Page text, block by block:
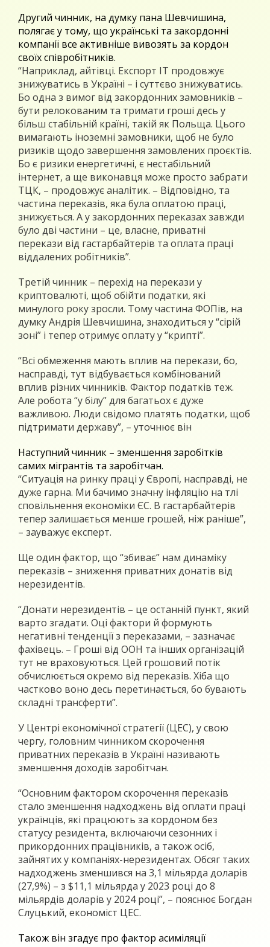
Другий чинник, на думку пана Шевчишина,
полягає у тому, що українські та закордонні
компанії все активніше вивозять за кордон
своїх співробітників.
“Наприклад, айтівці. Експорт ІТ продовжує
знижуватись в Україні – і суттєво знижуватись.
Бо одна з вимог від закордонних замовників –
бути релокованим та тримати гроші десь у
більш стабільній країні, такій як Польща. Цього
вимагають іноземні замовники, щоб не було
ризиків щодо завершення замовлених проєктів.
Бо є ризики енергетичні, є нестабільний
інтернет, а ще виконавця може просто забрати
ТЦК, – продовжує аналітик. – Відповідно, та
частина переказів, яка була оплатою праці,
знижується. А у закордонних переказах завжди
було дві частини – це, власне, приватні
перекази від гастарбайтерів та оплата праці
віддалених робітників”.
Третій чинник – перехід на перекази у
криптовалюті, щоб обійти податки, які
минулого року зросли. Тому частина ФОПів, на
думку Андрія Шевчишина, знаходиться у “сірій
зоні” і тепер отримує оплату у “крипті”.
“Всі обмеження мають вплив на перекази, бо,
насправді, тут відбувається комбінований
вплив різних чинників. Фактор податків теж.
Але робота “у білу” для багатьох є дуже
важливою. Люди свідомо платять податки, щоб
підтримати державу”, – уточнює він
Наступний чинник – зменшення заробітків
самих мігрантів та заробітчан.
“Ситуація на ринку праці у Європі, насправді, не
дуже гарна. Ми бачимо значну інфляцію на тлі
сповільнення економіки ЄС. В гастарбайтерів
тепер залишається менше грошей, ніж раніше”,
– зауважує експерт.
Ще один фактор, що “збиває” нам динаміку
переказів – зниження приватних донатів від
нерезидентів.
“Донати нерезидентів – це останній пункт, який
варто згадати. Оці фактори й формують
негативні тенденції з переказами, – зазначає
фахівець. – Гроші від ООН та інших організацій
тут не враховуються. Цей грошовий потік
обчислюється окремо від переказів. Хіба що
частково воно десь перетинається, бо бувають
складні трансферти”.
У Центрі економічної стратегії (ЦЕС), у свою
чергу, головним чинником скорочення
приватних переказів в Україні називають
зменшення доходів заробітчан.
“Основним фактором скорочення переказів
стало зменшення надходжень від оплати праці
українців, які працюють за кордоном без
статусу резидента, включаючи сезонних і
прикордонних працівників, а також осіб,
зайнятих у компаніях-нерезидентах. Обсяг таких
надходжень зменшився на 3,1 мільярда доларів
(27,9%) – з $11,1 мільярда у 2023 році до 8
мільярдів доларів у 2024 році”, – пояснює Богдан
Слуцький, економіст ЦЕС.
Також він згадує про фактор асиміляції